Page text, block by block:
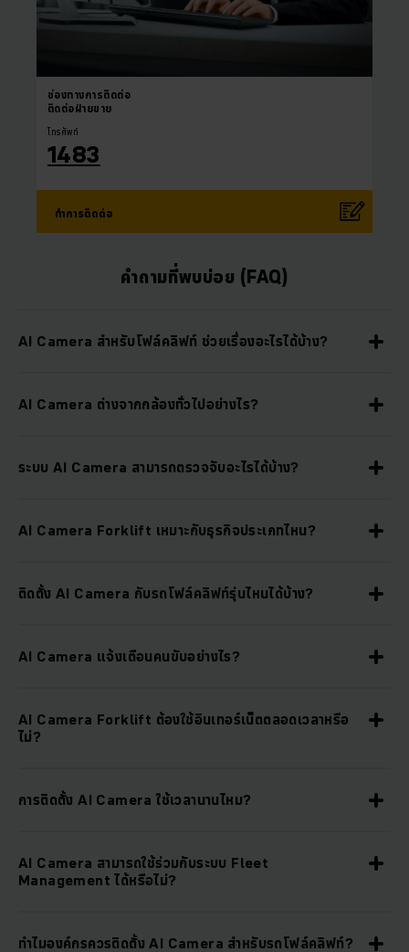
ช่องทางการติดต่อ
ติดต่อฝ่ายขาย
โทรศัพท์
1483
ทำการติดต่อ
คำถามที่พบบ่อย (FAQ)
AI Camera สำหรับโฟล์คลิฟท์ ช่วยเรื่องอะไรได้บ้าง?
AI Camera ต่างจากกล้องทั่วไปอย่างไร?
ระบบ AI Camera สามารถตรวจจับอะไรได้บ้าง?
AI Camera Forklift เหมาะกับธุรกิจประเภทไหน?
ติดตั้ง AI Camera กับรถโฟล์คลิฟท์รุ่นไหนได้บ้าง?
AI Camera แจ้งเตือนคนขับอย่างไร?
AI Camera Forklift ต้องใช้อินเทอร์เน็ตตลอดเวลาหรือ
ไม่?
การติดตั้ง AI Camera ใช้เวลานานไหม?
AI Camera สามารถใช้ร่วมกับระบบ Fleet
Management ได้หรือไม่?
ทำไมองค์กรควรติดตั้ง AI Camera สำหรับรถโฟล์คลิฟท์?